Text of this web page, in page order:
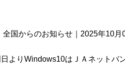
全国からのお知らせ 2025年10月
よりWindows10はＪＡネットバ